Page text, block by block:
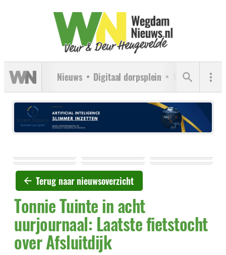
Nieuws Digitaal dorpsplein Verenigingen
Terug naar nieuwsoverzicht
Tonnie Tuinte in acht
uurjournaal: Laatste fietstocht
over Afsluitdijk